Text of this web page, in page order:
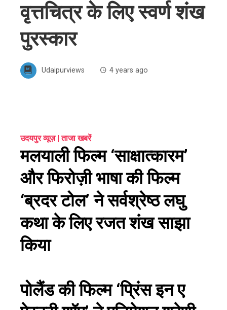
वृत्तचित्र के लिए स्वर्ण शंख
पुरस्कार
Udaipurviews 4 years ago
उदयपुर व्यूज़ | ताजा खबरें
मलयाली फिल्म ‘साक्षात्कारम’
और फिरोज़ी भाषा की फिल्म
‘ब्रदर टोल’ ने सर्वश्रेष्ठ लघु
कथा के लिए रजत शंख साझा
किया
पोलैंड की फिल्म ‘प्रिंस इन ए